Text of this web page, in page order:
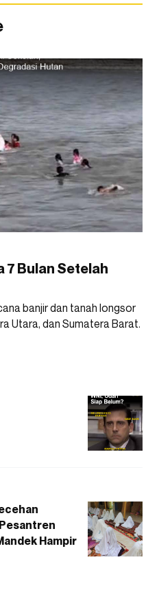
7 Bulan Setelah
banjir dan tanah longsor
Utara, dan Sumatera Barat.
Hampir